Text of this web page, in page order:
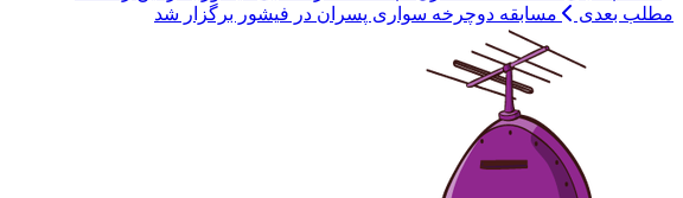
مطلب بعدی
مسابقه دوچرخه سواری پسران در فیشور برگزار شد